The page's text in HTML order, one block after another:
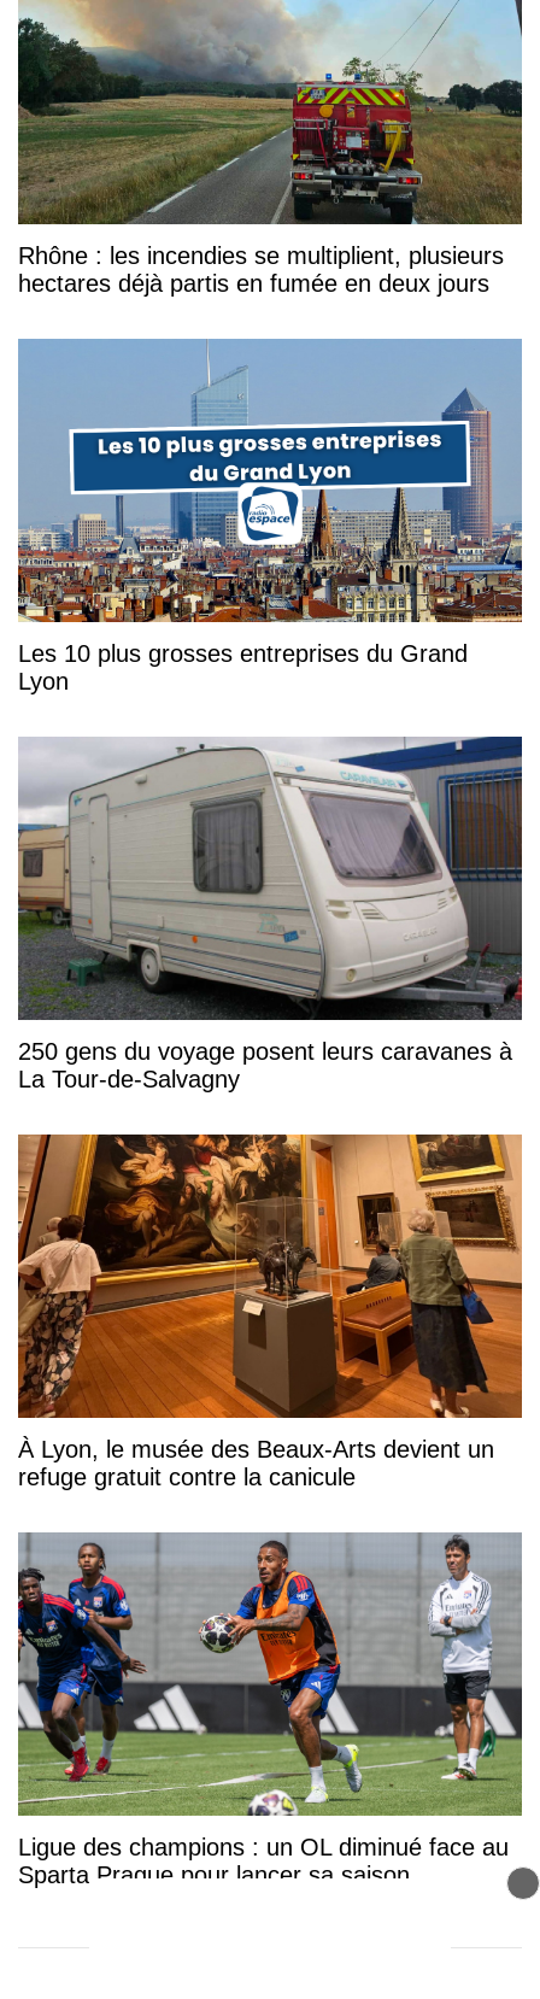
Rhône : les incendies se multiplient, plusieurs
hectares déjà partis en fumée en deux jours
Les 10 plus grosses entreprises du Grand
Lyon
250 gens du voyage posent leurs caravanes à
La Tour-de-Salvagny
À Lyon, le musée des Beaux-Arts devient un
refuge gratuit contre la canicule
Ligue des champions : un OL diminué face au
Sparta Prague pour lancer sa saison